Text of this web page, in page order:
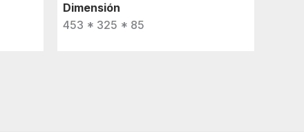
Dimensión
453 * 325 * 85